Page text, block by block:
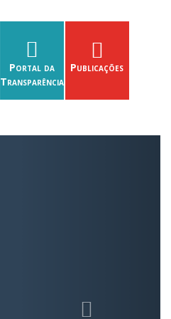
Portal da
Transparência
Publicações